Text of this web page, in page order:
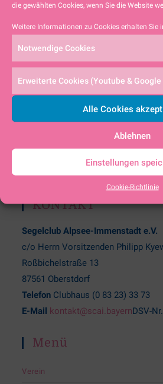
die gewählten Cookies, wenn Sie die Website
Weitere Informationen zu Cookies erhalten Sie
Notwendige Cookies
Erweiterte Cookies (Youtube & Google
Alle Cookies
Ablehnen
Einstellungen
Cookie-Richtlinie
MEHR INFO
Weiterlesen
KONTAKT
Segelclub Alpsee-Immenstadt e.V.
c/o Herrn Vorsitzenden Philipp
Roßbichelstraße 13
87561 Oberstdorf
Telefon Clubhaus (0 83 23) 33 73
E-Mail kontakt@scai.bayernDSV-
Menü
Verein